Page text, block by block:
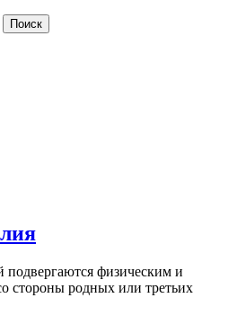
физическим и
стороны родных или третьих